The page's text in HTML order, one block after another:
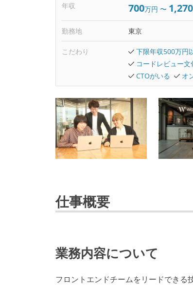
年収 700万円 〜 1,270
勤務地 東京
こだわり 下限年収500万円
コードレビュー文
CTOがいる
オ
仕事概要
業務内容について
フロントエンドチームをリードでき